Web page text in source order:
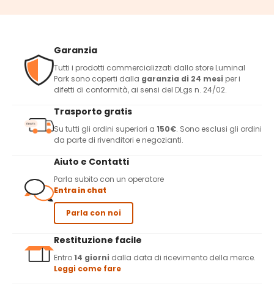
Garanzia
Tutti i prodotti commercializzati dallo store Luminal
Park sono coperti dalla garanzia di 24 mesi per i
difetti di conformità, ai sensi del DLgs n. 24/02.
Trasporto gratis
Su tutti gli ordini superiori a 150€. Sono esclusi gli ordini
da parte di rivenditori e negozianti.
Aiuto e Contatti
Parla subito con un operatore
Entra in chat
Parla con noi
Restituzione facile
Entro14 giorni dalla data di ricevimento della merce.
Leggi come fare